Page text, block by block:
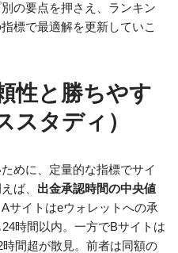
の要点を押さえ、ランキン
標で最適解を更新していこ
性と勝ちやす
スタディ）
めに、定量的な指標でサイ
ば、 出金承認時間の中央値
サイトはeウォレットへの承
時間以内。一方でBサイトは
間超が散見。前者は同額の